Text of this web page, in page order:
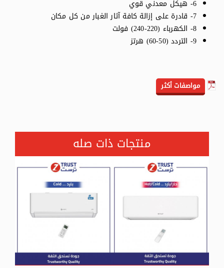
6- هيكل معدني قوي
7- قادرة على إزالة كافة آثار الغبار من كل مكان
8- الكهرباء (220-240) فولت
9- التردد (50-60) هرتز
مواصفات أكثر
منتجات ذات صله